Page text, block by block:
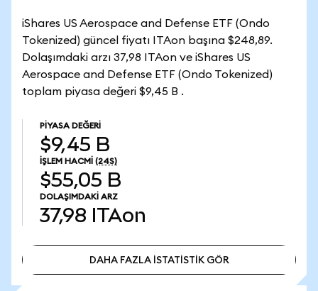
iShares US Aerospace and Defense ETF (Ondo
Tokenized) güncel fiyatı ITAon başına $248,89.
Dolaşımdaki arzı 37,98 ITAon ve iShares US
Aerospace and Defense ETF (Ondo Tokenized)
toplam piyasa değeri $9,45 B .
PIYASA DEĞERI
$9,45 B
İŞLEM HACMI (24S)
$55,05 B
DOLAŞIMDAKI ARZ
37,98 ITAon
DAHA FAZLA İSTATİSTİK GÖR